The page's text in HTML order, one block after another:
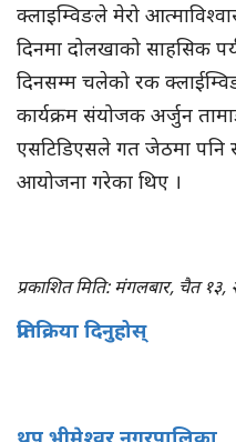
क्लाइम्विङले मेरो
दिनमा दोलखाको साहसिक
दिनसम्म चलेको रक
कार्यक्रम संयोजक अर्जुन
एसटिडिएसले गत जेठमा पनि
आयोजना गरेका थिए ।
प्रकाशित मिति: मंगलबार, चैत १३,
प्रतिक्रिया दिनुहोस्